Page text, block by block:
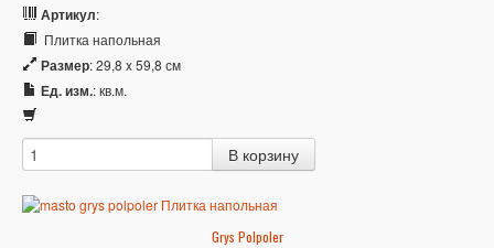
Артикул:
Плитка напольная
Размер: 29,8 x 59,8 см
Ед. изм.: кв.м.
Grys Polpoler